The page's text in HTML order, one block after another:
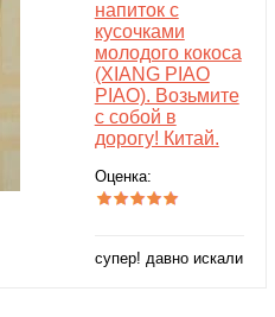
напиток с
кусочками
молодого кокоса
(XIANG PIAO
PIAO). Возьмите
с собой в
дорогу! Китай.
Оценка:
супер! давно искали